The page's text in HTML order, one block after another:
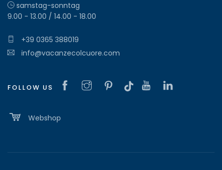
samstag-sonntag
9.00 - 13.00 / 14.00 - 18.00
+39 0365 388019
info@vacanzecolcuore.com
FOLLOW US
Webshop